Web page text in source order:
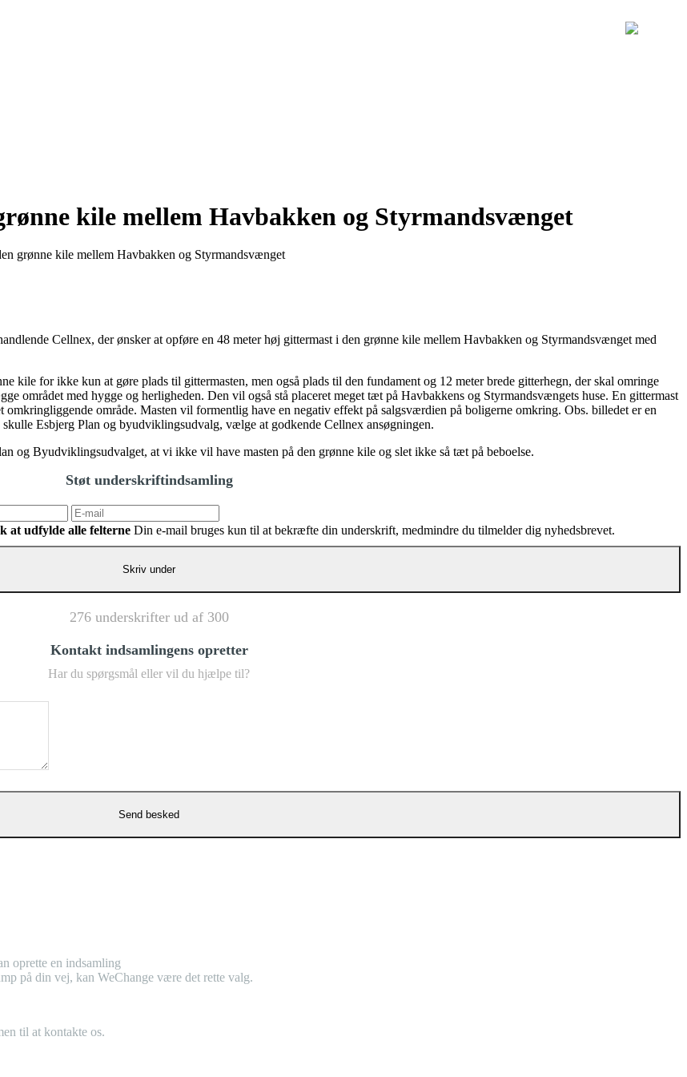
kile mellem Havbakken og Styrmandsvænget
grønne kile mellem Havbakken og Styrmandsvænget
Cellnex, der ønsker at opføre en 48 meter høj gittermast i den grønne kile mellem Havbakken og Styrmandsvænget med
for ikke kun at gøre plads til gittermasten, men også plads til den fundament og 12 meter brede gitterhegn, der skal omringe
området med hygge og herligheden. Den vil også stå placeret meget tæt på Havbakkens og Styrmandsvængets huse. En gittermast
område. Masten vil formentlig have en negativ effekt på salgsværdien på boligerne omkring. Obs. billedet er en
Esbjerg Plan og byudviklingsudvalg, vælge at godkende Cellnex ansøgningen.
og Byudviklingsudvalget, at vi ikke vil have masten på den grønne kile og slet ikke så tæt på beboelse.
Støt underskriftindsamling
at udfylde alle felterne Din e-mail bruges kun til at bekræfte din underskrift, medmindre du tilmelder dig nyhedsbrevet.
276 underskrifter ud af 300
Kontakt indsamlingens opretter
Har du spørgsmål eller vil du hjælpe til?
oprette en indsamling
på din vej, kan WeChange være det rette valg.
til at kontakte os.